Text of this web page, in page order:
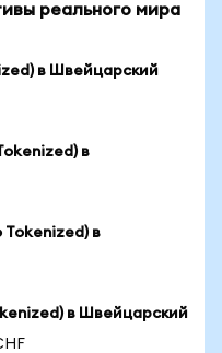
реального мира
в Швейцарский
в
Tokenized) в
в Швейцарский